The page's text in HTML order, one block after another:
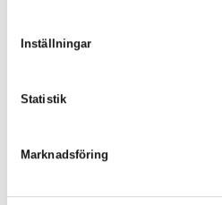
Inställningar
Statistik
Marknadsföring
Bord 180x80cm
Montagepris:
Lägg till